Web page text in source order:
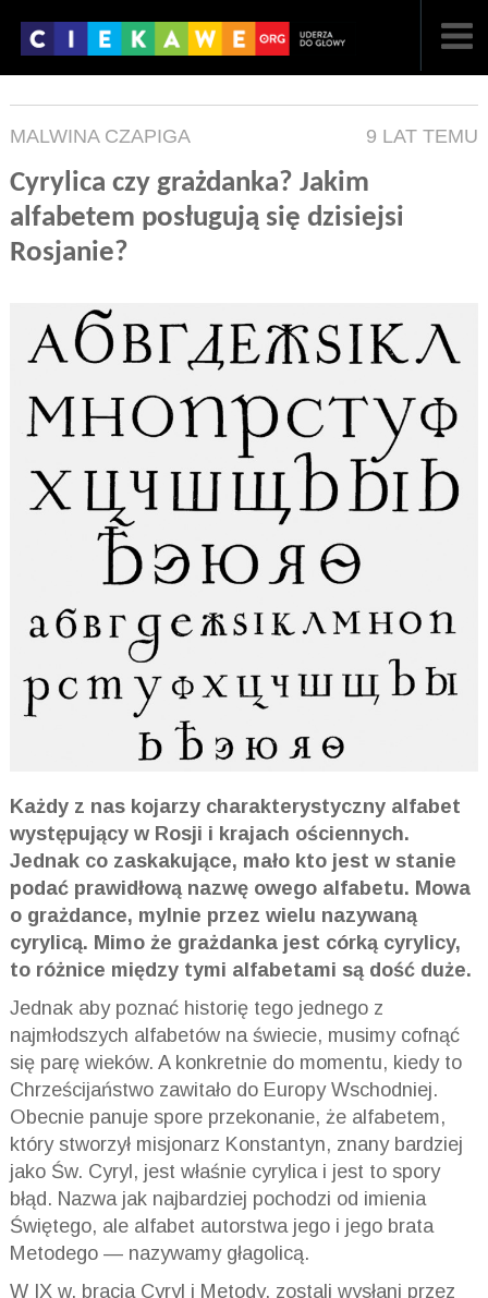
MALWINA CZAPIGA 9 LAT TEMU
Cyrylica czy grażdanka? Jakim
alfabetem posługują się dzisiejsi
Rosjanie?
Każdy z nas kojarzy charakterystyczny alfabet
występujący w Rosji i krajach ościennych.
Jednak co zaskakujące, mało kto jest w stanie
podać prawidłową nazwę owego alfabetu. Mowa
o grażdance, mylnie przez wielu nazywaną
cyrylicą. Mimo że grażdanka jest córką cyrylicy,
to różnice między tymi alfabetami są dość duże.
Jednak aby poznać historię tego jednego z
najmłodszych alfabetów na świecie, musimy cofnąć
się parę wieków. A konkretnie do momentu, kiedy to
Chrześcijaństwo zawitało do Europy Wschodniej.
Obecnie panuje spore przekonanie, że alfabetem,
który stworzył misjonarz Konstantyn, znany bardziej
jako Św. Cyryl, jest właśnie cyrylica i jest to spory
błąd. Nazwa jak najbardziej pochodzi od imienia
Świętego, ale alfabet autorstwa jego i jego brata
Metodego — nazywamy głagolicą.
W IX w. bracia Cyryl i Metody, zostali wysłani przez
NAJNOWSZE
LOSOWE
G GALERIA
REGULAMIN
KONTAKT